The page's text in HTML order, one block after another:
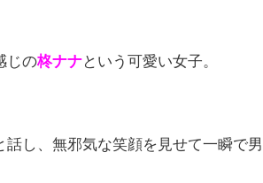
じの柊ナナという可愛い女子。
し、無邪気な笑顔を見せて一瞬で